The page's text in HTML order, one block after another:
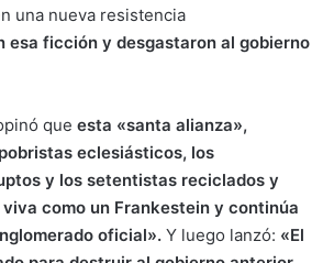
una nueva resistencia
esa ficción y desgastaron al gobierno
que esta «santa alianza»,
eclesiásticos, los
y los setentistas reciclados y
como un Frankestein y continúa
oficial». Y luego lanzó: «El